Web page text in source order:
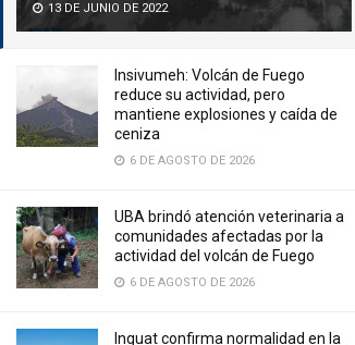
13 DE JUNIO DE 2022
Insivumeh: Volcán de Fuego
reduce su actividad, pero
mantiene explosiones y caída de
ceniza
6 DE AGOSTO DE 2026
UBA brindó atención veterinaria a
comunidades afectadas por la
actividad del volcán de Fuego
6 DE AGOSTO DE 2026
Inguat confirma normalidad en la